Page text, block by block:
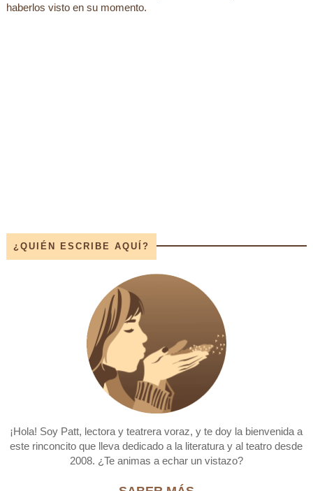
haberlos visto en su momento.
¿QUIÉN ESCRIBE AQUÍ?
¡Hola! Soy Patt, lectora y teatrera voraz, y te doy la bienvenida a
este rinconcito que lleva dedicado a la literatura y al teatro desde
2008. ¿Te animas a echar un vistazo?